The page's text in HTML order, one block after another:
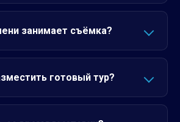
занимает съёмка?
готовый тур?